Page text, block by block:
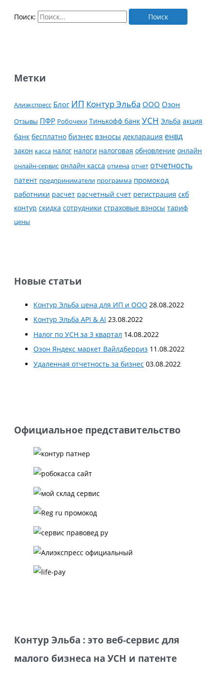
Поиск:
Метки
Алиэкспресс Блог ИП Контур Эльба ООО Озон
Отзывы ПФР Робочеки Тинькофф банк УСН Эльба акция
банк бесплатно бизнес взносы декларация енвд
закон касса налог налоги налоговая обновление онлайн
онлайн-сервис онлайн касса отмена отчет отчетность
патент предприниматели программа промокод
работники расчет расчетный счет регистрация скб
контур скидка сотрудники страховые взносы тариф
цены
Новые статьи
Контур Эльба цена для ИП и ООО 28.08.2022
Контур Эльба API & AI 23.08.2022
Налог по УСН за 3 квартал 14.08.2022
Озон Яндекс маркет Вайлдберриз 11.08.2022
Удаленная отчетность за бизнес 03.08.2022
Официальное представительство
Контур Эльба : это веб-сервис для
малого бизнеса на УСН и патенте